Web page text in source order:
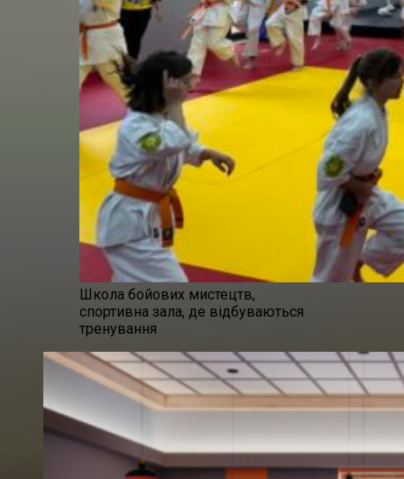
Школа бойових мистецтв,
спортивна зала, де відбуваються
тренування